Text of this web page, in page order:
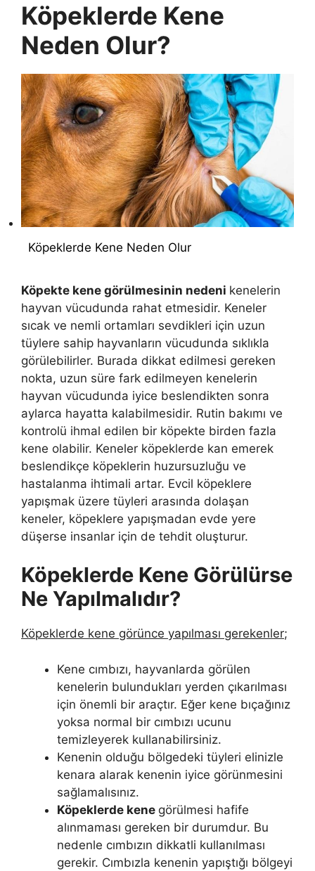
Köpeklerde Kene
Neden Olur?
Köpeklerde Kene Neden Olur
Köpekte kene görülmesinin nedeni kenelerin
hayvan vücudunda rahat etmesidir. Keneler
sıcak ve nemli ortamları sevdikleri için uzun
tüylere sahip hayvanların vücudunda sıklıkla
görülebilirler. Burada dikkat edilmesi gereken
nokta, uzun süre fark edilmeyen kenelerin
hayvan vücudunda iyice beslendikten sonra
aylarca hayatta kalabilmesidir. Rutin bakımı ve
kontrolü ihmal edilen bir köpekte birden fazla
kene olabilir. Keneler köpeklerde kan emerek
beslendikçe köpeklerin huzursuzluğu ve
hastalanma ihtimali artar. Evcil köpeklere
yapışmak üzere tüyleri arasında dolaşan
keneler, köpeklere yapışmadan evde yere
düşerse insanlar için de tehdit oluşturur.
Köpeklerde Kene Görülürse
Ne Yapılmalıdır?
Köpeklerde kene görünce yapılması gerekenler;
Kene cımbızı, hayvanlarda görülen
kenelerin bulundukları yerden çıkarılması
için önemli bir araçtır. Eğer kene bıçağınız
yoksa normal bir cımbızı ucunu
temizleyerek kullanabilirsiniz.
Kenenin olduğu bölgedeki tüyleri elinizle
kenara alarak kenenin iyice görünmesini
sağlamalısınız.
Köpeklerde kene görülmesi hafife
alınmaması gereken bir durumdur. Bu
nedenle cımbızın dikkatli kullanılması
gerekir. Cımbızla kenenin yapıştığı bölgeyi